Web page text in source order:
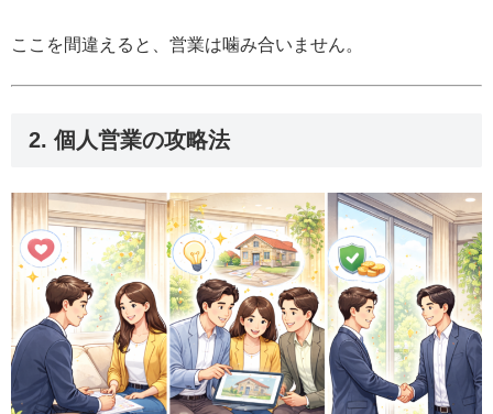
ここを間違えると、営業は噛み合いません。
2. 個人営業の攻略法